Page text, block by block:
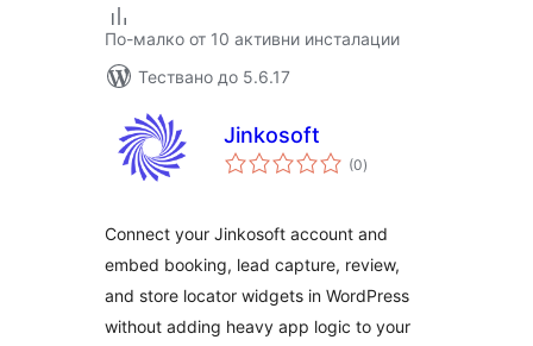
По-малко от 10 активни инсталации
Тествано до 5.6.17
Jinkosoft
(0общо
оценки
)
Connect your Jinkosoft account and
embed booking, lead capture, review,
and store locator widgets in WordPress
without adding heavy app logic to your